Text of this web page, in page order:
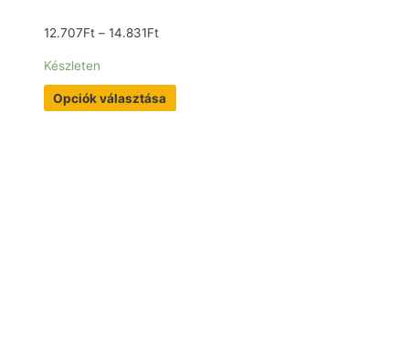
12.707Ft – 14.831Ft
Készleten
Opciók választása